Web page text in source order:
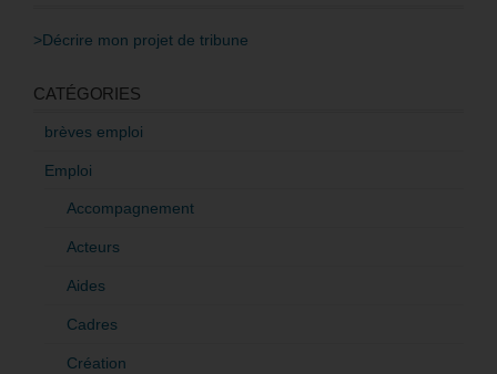
>Décrire mon projet de tribune
CATÉGORIES
brèves emploi
Emploi
Accompagnement
Acteurs
Aides
Cadres
Création